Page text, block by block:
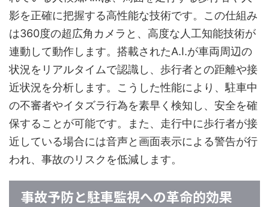
影を正確に把握する高性能な技術です。この仕組み
は360度の超広角カメラと、高度な人工知能技術が
連動して動作します。搭載されたA.I.が車両周辺の
状況をリアルタイムで認識し、歩行者との距離や接
近状況を分析します。こうした性能により、駐車中
の不審者やイタズラ行為を素早く検知し、安全を確
保することが可能です。また、走行中に歩行者が接
近している場合には音声と画面表示による警告が行
われ、事故のリスクを低減します。
事故予防と駐車監視への革命的効果